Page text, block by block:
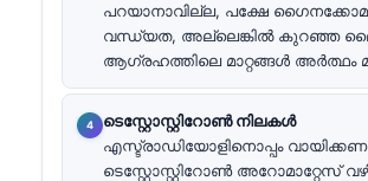
പറയാനാവില്ല, പക്ഷേ
വന്ധ്യത, അല്ലെങ്കിൽ കുറഞ്ഞ
ആഗ്രഹത്തിലെ മാറ്റങ്ങൾ അർത്ഥം
ടെസ്റ്റോസ്റ്റിറോൺ നിലകൾ
എസ്ട്രാഡിയോളിനൊപ്പം
ടെസ്റ്റോസ്റ്റിറോൺ അറോമാറ്റേസ്